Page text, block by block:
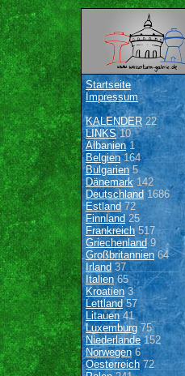
Startseite
Impressum
KALENDER22
LINKS10
Albanien1
Belgien164
Bulgarien 5
Dänemark142
Deutschland 1686
Estland 72
Finnland 25
Frankreich517
Griechenland9
Großbritannien64
Irland 37
Italien65
Kroatien3
Lettland57
Litauen41
Luxemburg 75
Niederlande152
Norwegen6
Oesterreich72